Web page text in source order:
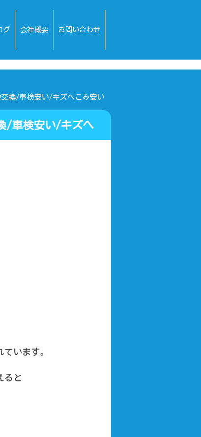
グ 会社概要 お問い合わせ
換/車検安い/キズへこみ安い
/車検安い/キズへ
います。
ると